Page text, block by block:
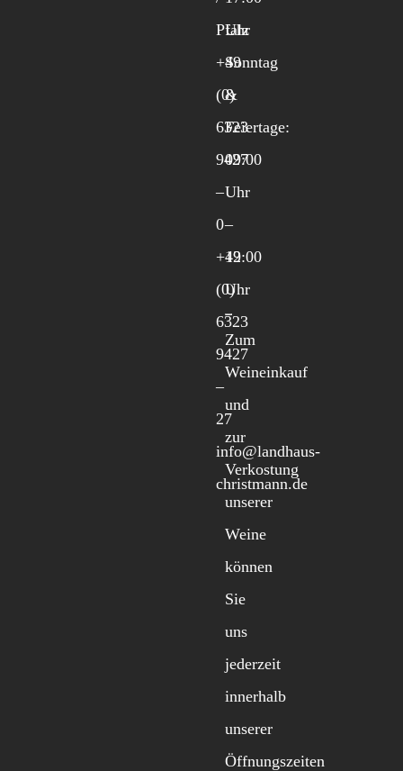
Pfalz
+49
(0)
6323
9427
–
0
+49
(0)
6323
9427
–
27
info@landhaus-
christmann.de
Uhr
Sonntag
&
Feiertage:
09:00
Uhr
–
12:00
Uhr
Zum
Weineinkauf
und
zur
Verkostung
unserer
Weine
können
Sie
uns
jederzeit
innerhalb
unserer
Öffnungszeiten